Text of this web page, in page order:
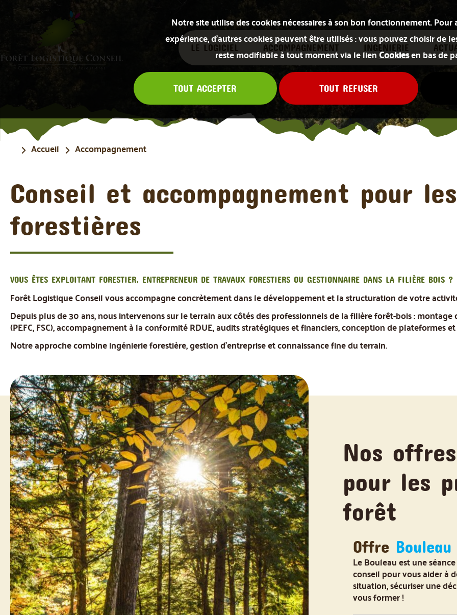
Notre site utilise des cookies nécessaires à son bon fonctionnement.
expérience, d’autres cookies peuvent être utilisés : vous pouvez choisir de
reste modifiable à tout moment via le lienCookiesen bas de
TOUT ACCEPTER TOUT REFUSER
LE LOGICIEL ACCOMPAGNEMENT INGÉNIERIE
Accueil Accompagnement
Conseil et accompagnement pour
forestières
VOUS ÊTES EXPLOITANT FORESTIER, ENTREPRENEUR DE TRAVAUX FORESTIERS OU GESTIONNAIRE DANS LA FILIÈRE BOIS ?
Forêt Logistique Conseil vous accompagne concrètement dans le développement et la structuration de votre
Depuis plus de 30 ans, nous intervenons sur le terrain aux côtés des professionnels de la filière forêt-bois :
(PEFC, FSC), accompagnement à la conformité RDUE, audits stratégiques et financiers, conception de plateformes
Notre approche combine ingénierie forestière, gestion d'entreprise et connaissance fine du terrain.
Nos
pour les
forêt
Offre Bouleau
Le Bouleau est une
conseil pour vous aider à
situation, sécuriser une
vous former !